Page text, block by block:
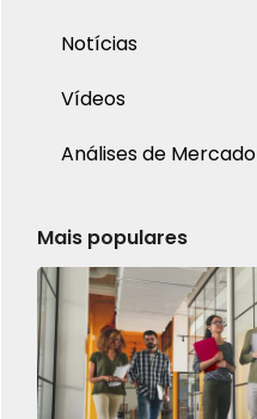
Notícias
Vídeos
Análises de Mercado
Mais populares